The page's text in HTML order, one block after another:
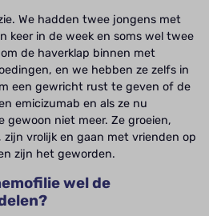
We hadden twee jongens met
keer in de week en soms wel twee
de haverklap binnen met
en we hebben ze zelfs in
een gewricht rust te geven of de
emicizumab en als ze nu
gewoon niet meer. Ze groeien,
vrolijk en gaan met vrienden op
zijn het geworden.
wel de